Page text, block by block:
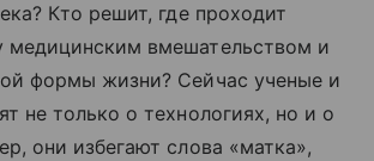
Кто решит, где проходит
медицинским вмешательством и
формы жизни? Сейчас ученые и
не только о технологиях, но и о
они избегают слова «матка»,